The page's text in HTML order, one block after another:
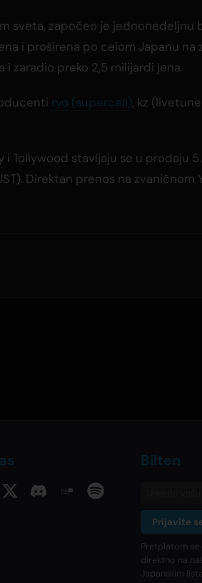
sveta, započeo je jednonedeljnu
i proširena po celom Japanu na
i zaradio preko 2,5 milijardi jena.
ryo (supercell), kz
Tollywood stavljaju se u prodaju
Direktan prenos na zvaničnom
Bilten
Prijavite
Pretplatom
direktno na
Japanskim